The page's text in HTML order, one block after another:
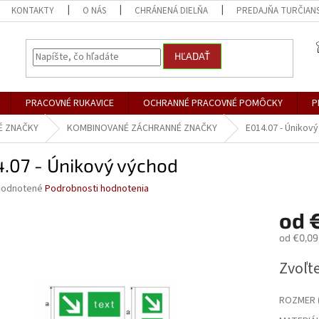
KONTAKTY O NÁS CHRÁNENÁ DIELŇA PREDAJŇA
HĽADAŤ
PRACOVNÉ RUKAVICE OCHRANNÉ PRACOVNÉ POMÔCKY
ZNAČKY KOMBINOVANÉ ZÁCHRANNÉ ZNAČKY E014.07 -
- Únikový východ
Podrobnosti hodnotenia
od
od €0,09
cena:
ROZMER